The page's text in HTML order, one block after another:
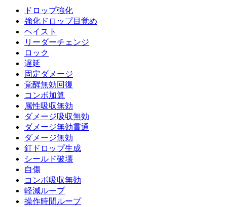
ドロップ強化
強化ドロップ目覚め
ヘイスト
リーダーチェンジ
ロック
遅延
固定ダメージ
覚醒無効回復
コンボ加算
属性吸収無効
ダメージ吸収無効
ダメージ無効貫通
ダメージ無効
釘ドロップ生成
シールド破壊
自傷
コンボ吸収無効
軽減ループ
操作時間ループ